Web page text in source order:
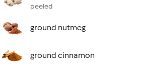
peeled
ground nutmeg
ground cinnamon